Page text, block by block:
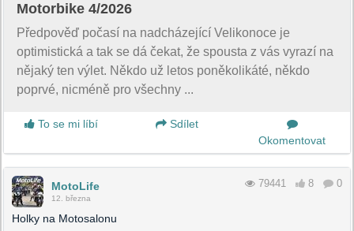
Motorbike 4/2026
Předpověď počasí na nadcházející Velikonoce je
optimistická a tak se dá čekat, že spousta z vás vyrazí na
nějaký ten výlet. Někdo už letos poněkolikáté, někdo
poprvé, nicméně pro všechny ...
To se mi líbí
Sdílet
Okomentovat
MotoLife
12. března
79441 8 0
Holky na Motosalonu